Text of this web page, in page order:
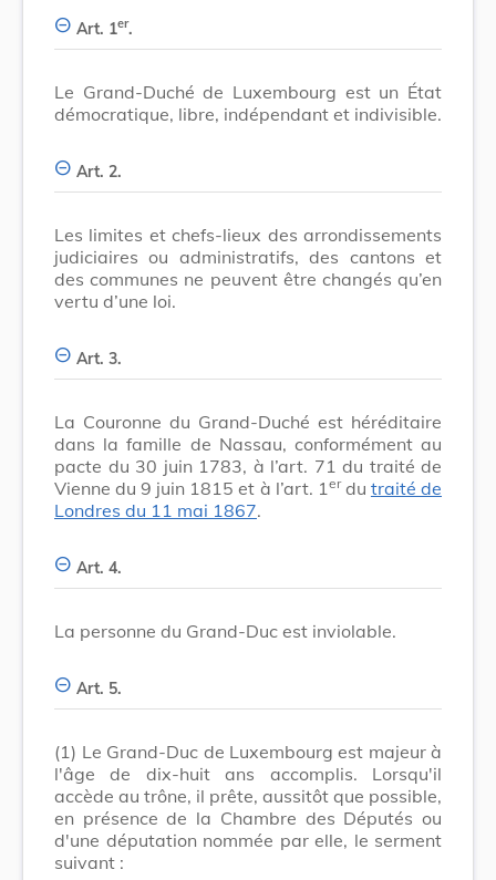
Art. 1er.
Le Grand-Duché de Luxembourg est un État
démocratique, libre, indépendant et indivisible.
Art. 2.
Les limites et chefs-lieux des arrondissements
judiciaires ou administratifs, des cantons et
des communes ne peuvent être changés qu’en
vertu d’une loi.
Art. 3.
La Couronne du Grand-Duché est héréditaire
dans la famille de Nassau, conformément au
pacte du 30 juin 1783, à l’art. 71 du traité de
Vienne du 9 juin 1815 et à l’art. 1 erdu traité de
Londres du 11 mai 1867.
Art. 4.
La personne du Grand-Duc est inviolable.
Art. 5.
(1) Le Grand-Duc de Luxembourg est majeur à
l'âge de dix-huit ans accomplis. Lorsqu'il
accède au trône, il prête, aussitôt que possible,
en présence de la Chambre des Députés ou
d'une députation nommée par elle, le serment
suivant :